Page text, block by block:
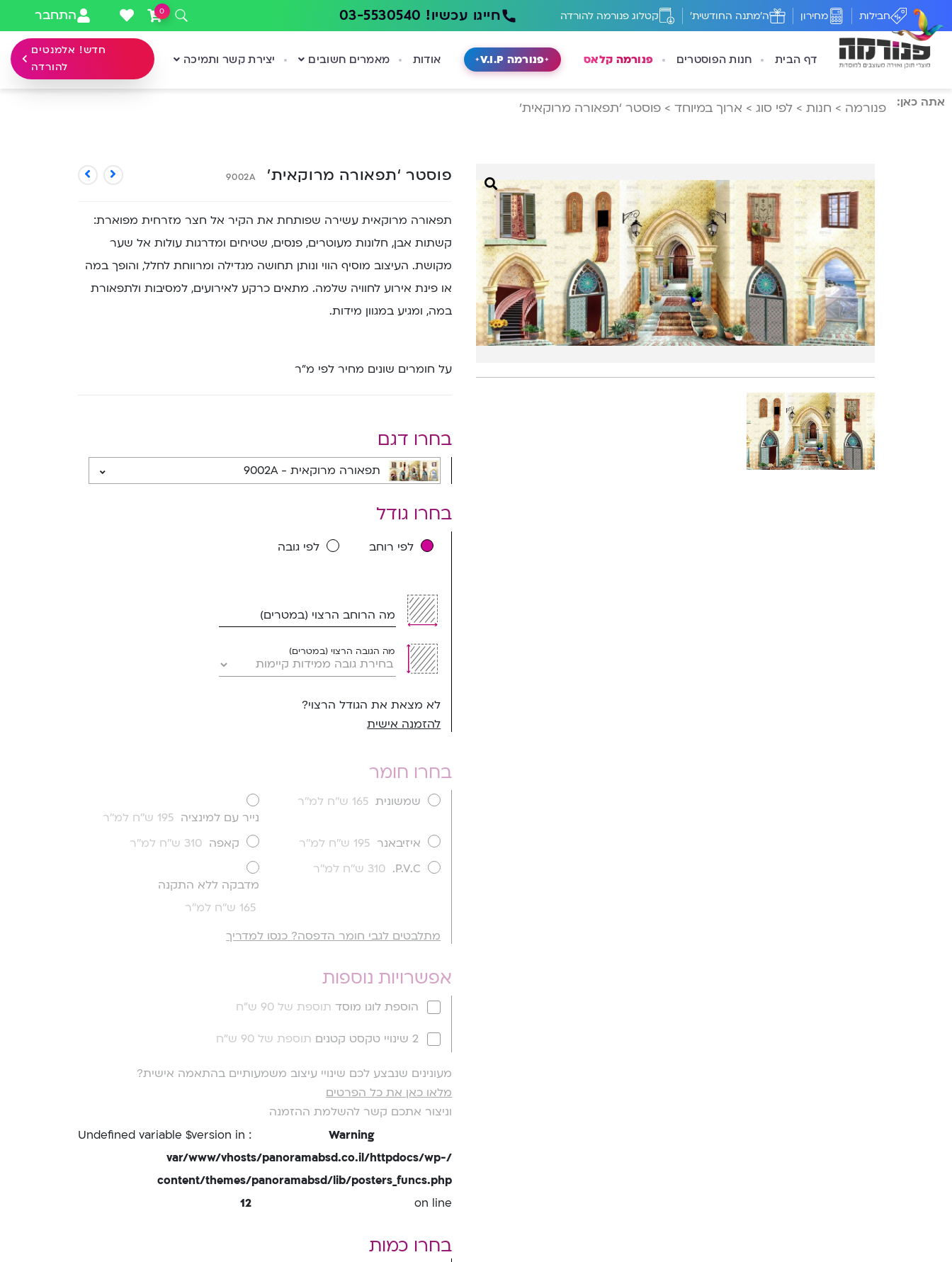
חבילות מחירון ה'מתנה החודשית' קטלוג פנורמה להורדה חייגו עכשיו! 03-5530540 0 התחבר
דף הבית חנות הפוסטרים פנורמה קלאס פנורמה V.I.P אודות מאמרים חשובים יצירת קשר ותמיכה
חדש! אלמנטים
להורדה
אתה כאן: פנורמה > חנות > לפי סוג > ארוך במיוחד > פוסטר ‘תפאורה מרוקאית’
פוסטר ‘תפאורה מרוקאית’ 9002A
תפאורה מרוקאית עשירה שפותחת את הקיר אל חצר מזרחית מפוארת:
קשתות אבן, חלונות מעוטרים, פנסים, שטיחים ומדרגות עולות אל שער
מקושת. העיצוב מוסיף הווי ונותן תחושה מגדילה ומרווחת לחלל, והופך במה
או פינת אירוע לחוויה שלמה. מתאים כרקע לאירועים, למסיבות ולתפאורת
במה, ומגיע במגוון מידות.
על חומרים שונים מחיר לפי מ”ר
בחרו דגם
בחרו גודל
לפי רוחב לפי גובה
מה הרוחב הרצוי (במטרים)
מה הגובה הרצוי (במטרים)
לא מצאת את הגודל הרצוי?
להזמנה אישית
בחרו חומר
שמשונית 165 ש''ח למ''ר
נייר עם למינציה 195 ש''ח למ''ר
איזיבאנר 195 ש''ח למ''ר קאפה 310 ש''ח למ''ר
P.V.C.
310 ש''ח למ''ר
מדבקה ללא התקנה
165 ש''ח למ''ר
מתלבטים לגבי חומר הדפסה? כנסו למדריך
אפשרויות נוספות
הוספת לוגו מוסד תוספת של 90 ש"ח
2 שינויי טקסט קטנים תוספת של 90 ש"ח
מעונינים שנבצע לכם שינויי עיצוב משמעותיים בהתאמה אישית?
מלאו כאן את כל הפרטים
וניצור אתכם קשר להשלמת ההזמנה
Warning
: Undefined variable $version in
/var/www/vhosts/panoramabsd.co.il/httpdocs/wp-
content/themes/panoramabsd/lib/posters_funcs.php
on line
12